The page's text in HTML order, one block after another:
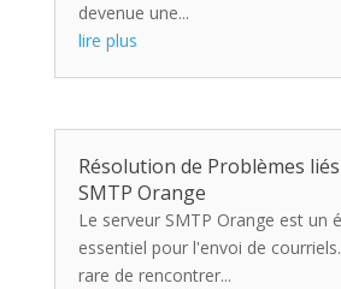
devenue une...
lire plus
Résolution de Problèmes
SMTP Orange
Le serveur SMTP Orange est un
essentiel pour l'envoi de
rare de rencontrer...